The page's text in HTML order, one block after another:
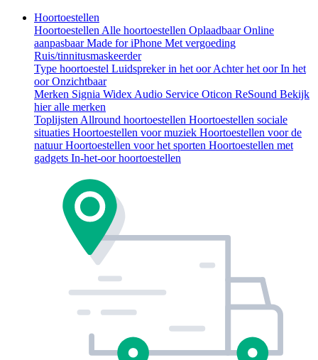
Hoortoestellen
Hoortoestellen Alle hoortoestellen OplaadbaarOnline
aanpasbaarMade for iPhone Met vergoeding
Ruis/tinnitusmaskeerder
Type hoortoestel Luidspreker in het oorAchter het oorIn het
oorOnzichtbaar
Merken Signia Widex Audio Service Oticon ReSound Bekijk
hier alle merken
Toplijsten Allround hoortoestellen Hoortoestellen sociale
situaties Hoortoestellen voor muziek Hoortoestellen voor de
natuurHoortoestellen voor het sporten Hoortoestellen met
gadgets In-het-oor hoortoestellen